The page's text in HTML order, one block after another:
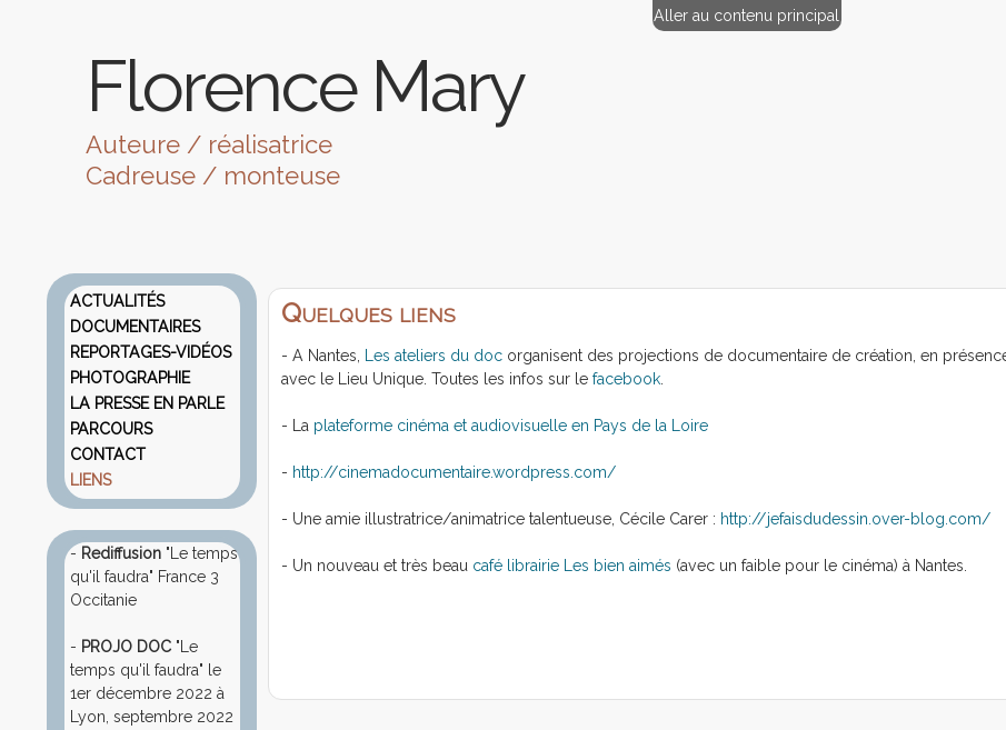
Aller au contenu principal
Florence Mary
Auteure / réalisatrice
Cadreuse / monteuse
Quelques liens
- A Nantes, Les ateliers du docorganisent des projections de documentaire de création, en
avec le Lieu Unique. Toutes les infos sur le facebook.
- La plateforme cinéma et audiovisuelle en Pays de la Loire
- http://cinemadocumentaire.wordpress.com/
- Une amie illustratrice/animatrice talentueuse, Cécile Carer : http://jefaisdudessin.over-blog.com/
- Un nouveau et très beau café librairie Les bien aimés (avec un faible pour le cinéma) à Nantes.
ACTUALITÉS
DOCUMENTAIRES
REPORTAGES-VIDÉOS
PHOTOGRAPHIE
LA PRESSE EN PARLE
PARCOURS
CONTACT
LIENS
- Rediffusion "Le temps
qu'il faudra" France 3
Occitanie
- PROJO DOC"Le
temps qu'il faudra" le
1er décembre 2022 à
Lyon, septembre 2022